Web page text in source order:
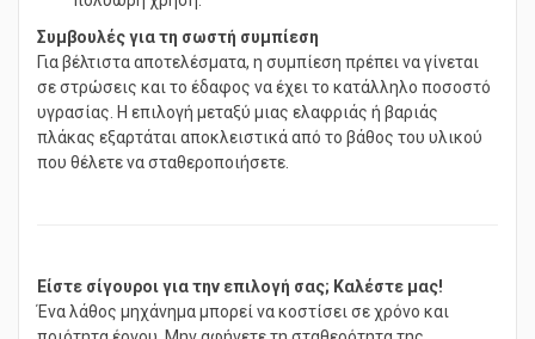
πολύωρη χρήση.
Συμβουλές για τη σωστή συμπίεση
Για βέλτιστα αποτελέσματα, η συμπίεση πρέπει να γίνεται
σε στρώσεις και το έδαφος να έχει το κατάλληλο ποσοστό
υγρασίας. Η επιλογή μεταξύ μιας ελαφριάς ή βαριάς
πλάκας εξαρτάται αποκλειστικά από το βάθος του υλικού
που θέλετε να σταθεροποιήσετε.
Είστε σίγουροι για την επιλογή σας; Καλέστε μας!
Ένα λάθος μηχάνημα μπορεί να κοστίσει σε χρόνο και